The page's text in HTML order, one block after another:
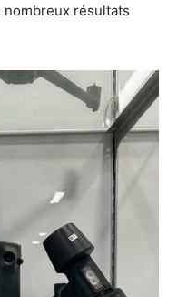
nombreux résultats